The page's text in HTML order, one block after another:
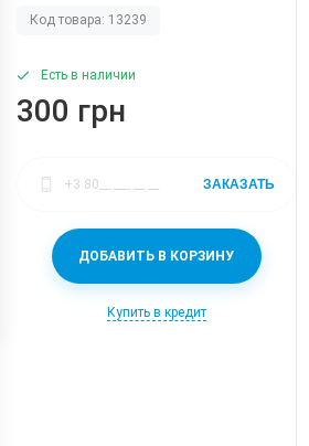
Код товара: 13239
Есть в наличии
300 грн
ДОБАВИТЬ В КОРЗИНУ
Купить в кредит
ЗАКАЗАТЬ